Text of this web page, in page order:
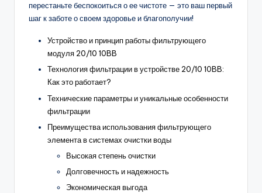
перестаньте беспокоиться о ее чистоте — это ваш первый
шаг к заботе о своем здоровье и благополучии!
Устройство и принцип работы фильтрующего
модуля 20/10 10BB
Технология фильтрации в устройстве 20/10 10BB:
Как это работает?
Технические параметры и уникальные особенности
фильтрации
Преимущества использования фильтрующего
элемента в системах очистки воды
Высокая степень очистки
Долговечность и надежность
Экономическая выгода